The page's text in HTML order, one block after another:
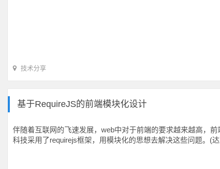
技术分享
基于RequireJS的前端模块化设计
伴随着互联网的飞速发展，web中对于前端的要求越来越高，
科技采用了requirejs框架，用模块化的思想去解决这些问题。